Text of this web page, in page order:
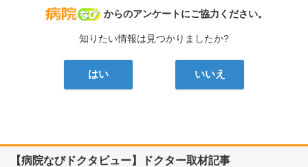
病院なび
からのアンケートにご協力ください。
知りたい情報は見つかりましたか?
はい いいえ
【病院なびドクタビュー】ドクター取材記事